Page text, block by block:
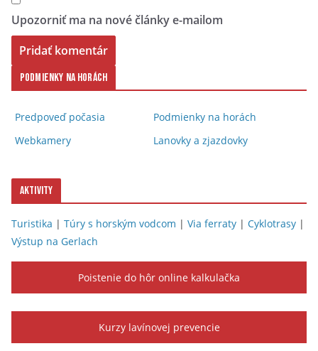
Upozorniť ma na nové články e-mailom
Podmienky na horách
Predpoveď počasia
Webkamery
Podmienky na horách
Lanovky a zjazdovky
Aktivity
Turistika | Túry s horským vodcom | Via ferraty | Cyklotrasy |
Výstup na Gerlach
Poistenie do hôr online kalkulačka
Kurzy lavínovej prevencie